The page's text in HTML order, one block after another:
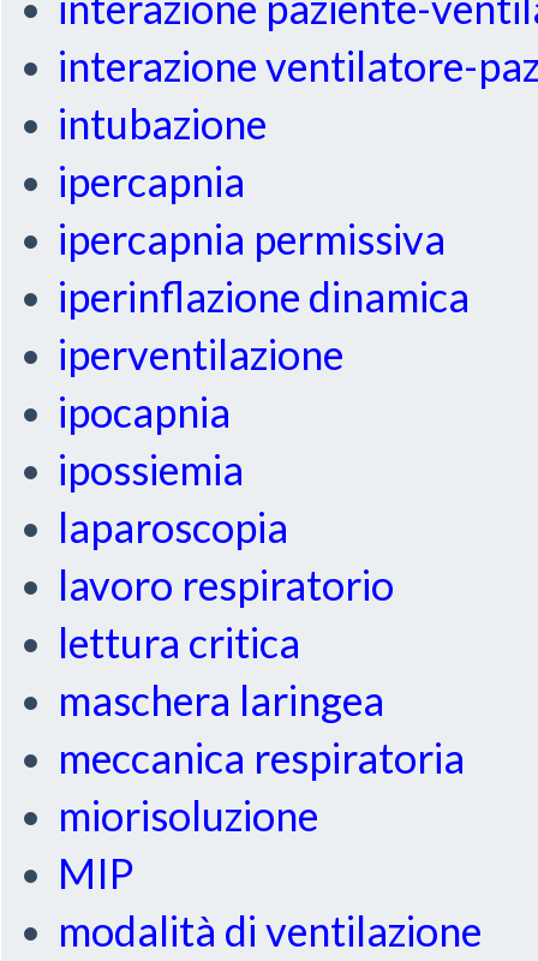
interazione ventilatore-
intubazione
ipercapnia
ipercapnia permissiva
iperinflazione dinamica
iperventilazione
ipocapnia
ipossiemia
laparoscopia
lavoro respiratorio
lettura critica
maschera laringea
meccanica respiratoria
miorisoluzione
MIP
modalità di ventilazione